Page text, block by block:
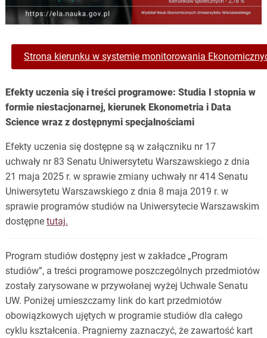
Strona kierunku w systemie monitorowania
Efekty uczenia się i treści programowe: Studia I stopnia w
formie niestacjonarnej, kierunek Ekonometria i Data
Science wraz z dostępnymi specjalnościami
Efekty uczenia się dostępne są w załączniku nr 17
uchwały nr 83 Senatu Uniwersytetu Warszawskiego z dnia
21 maja 2025 r. w sprawie zmiany uchwały nr 414 Senatu
Uniwersytetu Warszawskiego z dnia 8 maja 2019 r. w
sprawie programów studiów na Uniwersytecie Warszawskim
dostępne tutaj.
Program studiów dostępny jest w zakładce „Program
studiów”, a treści programowe poszczególnych przedmiotów
zostały zarysowane w przywołanej wyżej Uchwale Senatu
UW. Poniżej umieszczamy link do kart przedmiotów
obowiązkowych ujętych w programie studiów dla całego
cyklu kształcenia. Pragniemy zaznaczyć, że zawartość kart